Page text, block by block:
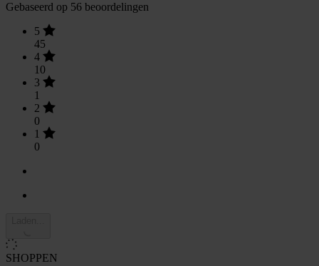
Gebaseerd op 56 beoordelingen
5
45
4
10
3
1
2
0
1
0
SHOPPEN